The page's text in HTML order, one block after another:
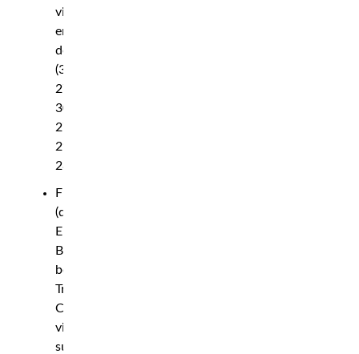
via
enhälligt
domslut
(30–
27,
30–
27,
29–
28)
Flugvikt
(damer):
Erin
Blanchfield
besegrar
Tracy
Cortez
via
submission